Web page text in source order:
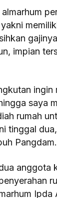
impian
ingin
saya
rumah
tinggal
Pangdam.
anggota
Ipda